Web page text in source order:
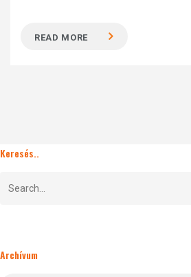
READ MORE
Keresés..
Archívum